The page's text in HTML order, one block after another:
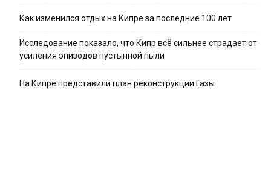
Как изменился отдых на Кипре за последние 100 лет
Исследование показало, что Кипр всё сильнее страдает от
усиления эпизодов пустынной пыли
На Кипре представили план реконструкции Газы